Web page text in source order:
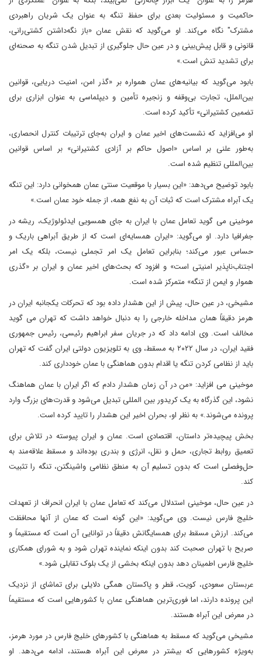
حاکمیت و مسئولیت بعدی برای حفظ تنگه به عنوان یک شریان راهبردی
مشترک" نگاه می‌کند. او می‌گوید که نقش عمان «باز نگه‌داشتن کشتی‌رانی،
قانونی و قابل پیش‌بینی و در عین حال جلوگیری از تبدیل شدن تنگه به صحنه‌ای
برای تشدید تنش است.»
بابود می‌گوید که بیانیه‌های عمان همواره بر «گذر امن، امنیت دریایی، قوانین
بین‌الملل، تجارت بی‌وقفه و زنجیره تأمین و دیپلماسی به عنوان ابزاری برای
تضمین کشتیرانی» تأکید کرده است.
او می‌افزاید که نشست‌های اخیر عمان و ایران به‌جای ترتیبات کنترل انحصاری،
به‌طور علنی بر اساس «اصول حاکم بر آزادی کشتیرانی» بر اساس قوانین
بین‌المللی تنظیم شده است.
بابود توضیح می‌دهد: «این بسیار با موقعیت سنتی عمان همخوانی دارد: این تنگه
یک آبراه مشترک است که ثبات آن به نفع همه، از جمله خود عمان است.»
موخینی می گوید تعامل عمان با ایران به جای همسویی ایدئولوژیک، ریشه در
جغرافیا دارد. او می‌گوید: «ایران همسایه‌ای است که از طریق آبراهی باریک و
حساس عبور می‌کند؛ بنابراین تعامل یک امر تجملی نیست، بلکه یک امر
اجتناب‌ناپذیر امنیتی است» و افزود که بحث‌های اخیر عمان و ایران بر «گذری
هموار و ایمن از تنگه» متمرکز شده است.
مشیخی، در عین حال، پیش از این هشدار داده بود که تحرکات یکجانبه ایران در
هرمز دقیقاً همان مداخله خارجی را به دنبال خواهد داشت که تهران می گوید
مخالف است. وی ادامه داد که در جریان سفر ابراهیم رئیسی، رئیس جمهوری
فقید ایران، در سال ۲۰۲۲ به مسقط، وی به تلویزیون دولتی ایران گفت که تهران
باید از نظامی کردن تنگه یا اقدام بدون هماهنگی با عمان خودداری کند.
موخینی می افزاید: «من در آن زمان هشدار دادم که اگر ایران با عمان هماهنگ
نشود، این گذرگاه به یک کریدور بین المللی تبدیل می‌شود و قدرت‌های بزرگ وارد
پرونده می‌شوند.» به نظر او، بحران اخیر این هشدار را تایید کرده است.
بخش پیچیده‌تر داستان، اقتصادی است. عمان و ایران پیوسته در تلاش برای
تعمیق روابط تجاری، حمل و نقل، انرژی و بندری بوده‌اند و مسقط علاقه‌مند به
حل‌وفصلی است که بدون تسلیم آن به منطق نظامی واشینگتن، تنگه را تثبیت
کند.
در عین حال، موخینی استدلال می‌کند که تعامل عمان با ایران انحراف از تعهدات
خلیج فارس نیست. وی می‌گوید: «این گونه است که عمان از آنها محافظت
می‌کند. ارزش مسقط برای همسایگانش دقیقاً در توانایی آن است که مستقیماً و
صریح با تهران صحبت کند بدون اینکه نماینده تهران شود و به شورای همکاری
خلیج فارس اطمینان دهد بدون اینکه بخشی از یک بلوک تقابلی شود.»
عربستان سعودی، کویت، قطر و پاکستان همگی دلایلی برای تماشای از نزدیک
این پرونده دارند، اما فوری‌ترین هماهنگی عمان با کشورهایی است که مستقیماً
در معرض این آبراه هستند.
مشیخی می‌گوید که مسقط به هماهنگی با کشورهای خلیج فارس در مورد هرمز،
به‌ویژه کشورهایی که بیشتر در معرض این آبراه هستند، ادامه می‌دهد. او